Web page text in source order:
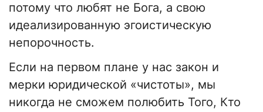
потому что любят не Бога, а свою
идеализированную эгоистическую
непорочность.
Если на первом плане у нас закон и
мерки юридической «чистоты», мы
никогда не сможем полюбить Того, Кто